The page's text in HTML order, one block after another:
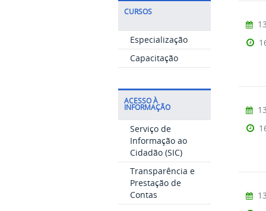
CURSOS
Especialização
Capacitação
ACESSO À
INFORMAÇÃO
Serviço de
Informação ao
Cidadão (SIC)
Transparência e
Prestação de
Contas